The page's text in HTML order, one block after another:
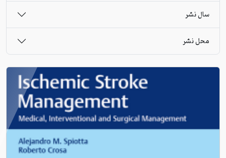
سال نشر
محل نشر